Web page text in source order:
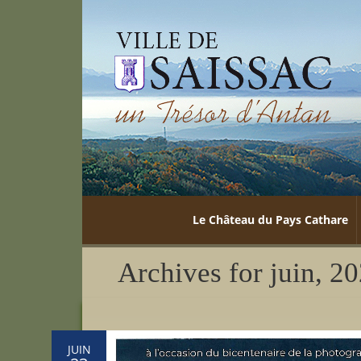
Le Château du Pays Cathare
Archives for juin,
JUIN